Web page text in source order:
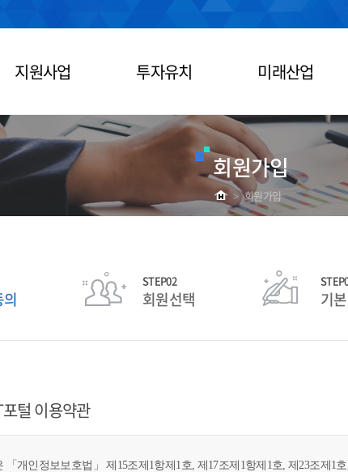
지원사업 투자유치 미래산업
회원가입
> 회원가입
STEP02
회원선택 기
털 이용약관
개인정보보호법」 제15조제1항제1호, 제17조제1항제1호, 제23조제1